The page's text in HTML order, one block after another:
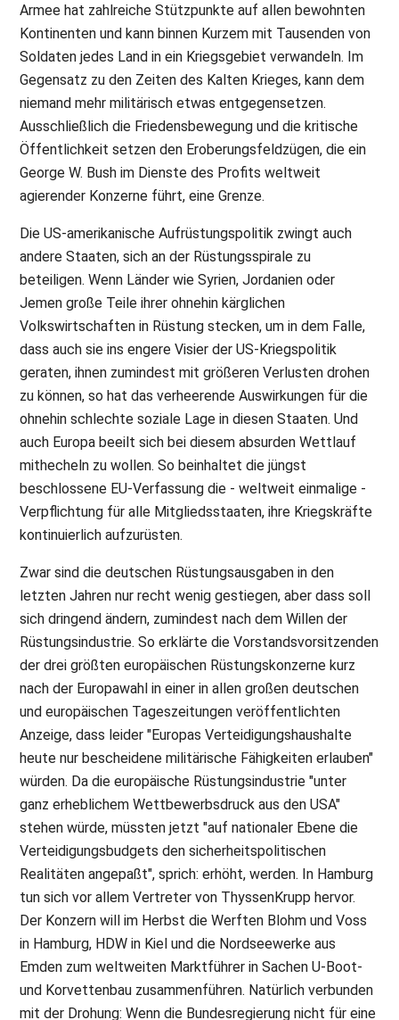
Armee hat zahlreiche Stützpunkte auf allen bewohnten
Kontinenten und kann binnen Kurzem mit Tausenden von
Soldaten jedes Land in ein Kriegsgebiet verwandeln. Im
Gegensatz zu den Zeiten des Kalten Krieges, kann dem
niemand mehr militärisch etwas entgegensetzen.
Ausschließlich die Friedensbewegung und die kritische
Öffentlichkeit setzen den Eroberungsfeldzügen, die ein
George W. Bush im Dienste des Profits weltweit
agierender Konzerne führt, eine Grenze.
Die US-amerikanische Aufrüstungspolitik zwingt auch
andere Staaten, sich an der Rüstungsspirale zu
beteiligen. Wenn Länder wie Syrien, Jordanien oder
Jemen große Teile ihrer ohnehin kärglichen
Volkswirtschaften in Rüstung stecken, um in dem Falle,
dass auch sie ins engere Visier der US-Kriegspolitik
geraten, ihnen zumindest mit größeren Verlusten drohen
zu können, so hat das verheerende Auswirkungen für die
ohnehin schlechte soziale Lage in diesen Staaten. Und
auch Europa beeilt sich bei diesem absurden Wettlauf
mithecheln zu wollen. So beinhaltet die jüngst
beschlossene EU-Verfassung die - weltweit einmalige -
Verpflichtung für alle Mitgliedsstaaten, ihre Kriegskräfte
kontinuierlich aufzurüsten.
Zwar sind die deutschen Rüstungsausgaben in den
letzten Jahren nur recht wenig gestiegen, aber dass soll
sich dringend ändern, zumindest nach dem Willen der
Rüstungsindustrie. So erklärte die Vorstandsvorsitzenden
der drei größten europäischen Rüstungskonzerne kurz
nach der Europawahl in einer in allen großen deutschen
und europäischen Tageszeitungen veröffentlichten
Anzeige, dass leider "Europas Verteidigungshaushalte
heute nur bescheidene militärische Fähigkeiten erlauben"
würden. Da die europäische Rüstungsindustrie "unter
ganz erheblichem Wettbewerbsdruck aus den USA"
stehen würde, müssten jetzt "auf nationaler Ebene die
Verteidigungsbudgets den sicherheitspolitischen
Realitäten angepaßt", sprich: erhöht, werden. In Hamburg
tun sich vor allem Vertreter von ThyssenKrupp hervor.
Der Konzern will im Herbst die Werften Blohm und Voss
in Hamburg, HDW in Kiel und die Nordseewerke aus
Emden zum weltweiten Marktführer in Sachen U-Boot-
und Korvettenbau zusammenführen. Natürlich verbunden
mit der Drohung: Wenn die Bundesregierung nicht für eine